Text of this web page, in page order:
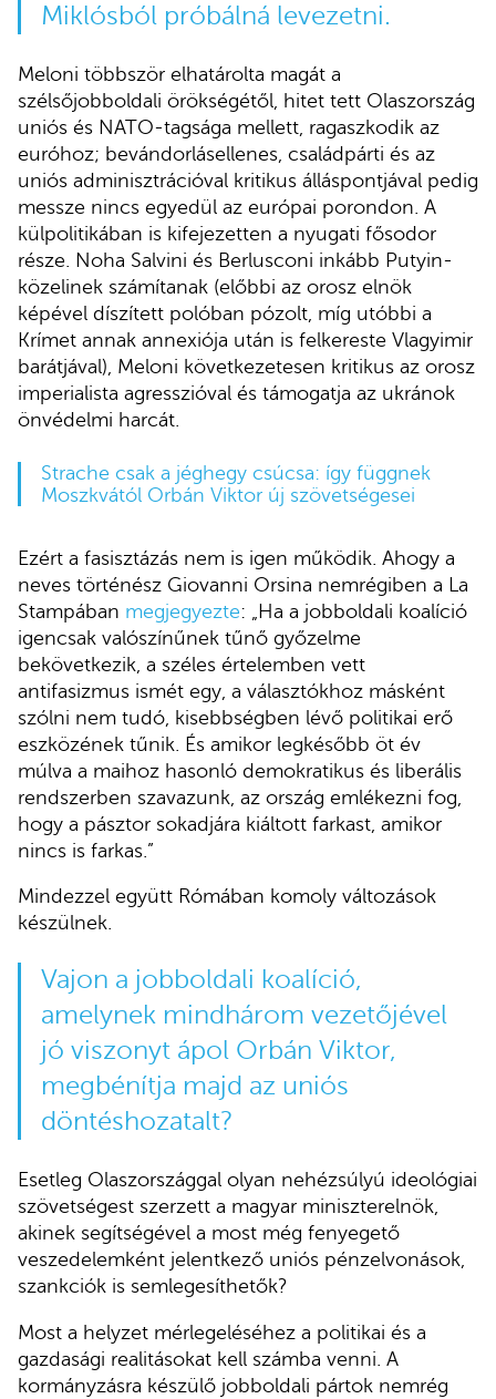
Miklósból próbálná levezetni.
Meloni többször elhatárolta magát a
szélsőjobboldali örökségétől, hitet tett Olaszország
uniós és NATO-tagsága mellett, ragaszkodik az
euróhoz; bevándorlásellenes, családpárti és az
uniós adminisztrációval kritikus álláspontjával pedig
messze nincs egyedül az európai porondon. A
külpolitikában is kifejezetten a nyugati fősodor
része. Noha Salvini és Berlusconi inkább Putyin-
közelinek számítanak (előbbi az orosz elnök
képével díszített polóban pózolt, míg utóbbi a
Krímet annak annexiója után is felkereste Vlagyimir
barátjával), Meloni következetesen kritikus az orosz
imperialista agresszióval és támogatja az ukránok
önvédelmi harcát.
Strache csak a jéghegy csúcsa: így függnek
Moszkvától Orbán Viktor új szövetségesei
Ezért a fasisztázás nem is igen működik. Ahogy a
neves történész Giovanni Orsina nemrégiben a La
Stampában megjegyezte: „Ha a jobboldali koalíció
igencsak valószínűnek tűnő győzelme
bekövetkezik, a széles értelemben vett
antifasizmus ismét egy, a választókhoz másként
szólni nem tudó, kisebbségben lévő politikai erő
eszközének tűnik. És amikor legkésőbb öt év
múlva a maihoz hasonló demokratikus és liberális
rendszerben szavazunk, az ország emlékezni fog,
hogy a pásztor sokadjára kiáltott farkast, amikor
nincs is farkas.”
Mindezzel együtt Rómában komoly változások
készülnek.
Vajon a jobboldali koalíció,
amelynek mindhárom vezetőjével
jó viszonyt ápol Orbán Viktor,
megbénítja majd az uniós
döntéshozatalt?
Esetleg Olaszországgal olyan nehézsúlyú ideológiai
szövetségest szerzett a magyar miniszterelnök,
akinek segítségével a most még fenyegető
veszedelemként jelentkező uniós pénzelvonások,
szankciók is semlegesíthetők?
Most a helyzet mérlegeléséhez a politikai és a
gazdasági realitásokat kell számba venni. A
kormányzásra készülő jobboldali pártok nemrég